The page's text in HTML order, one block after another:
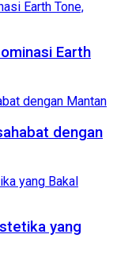
Earth
dengan
yang